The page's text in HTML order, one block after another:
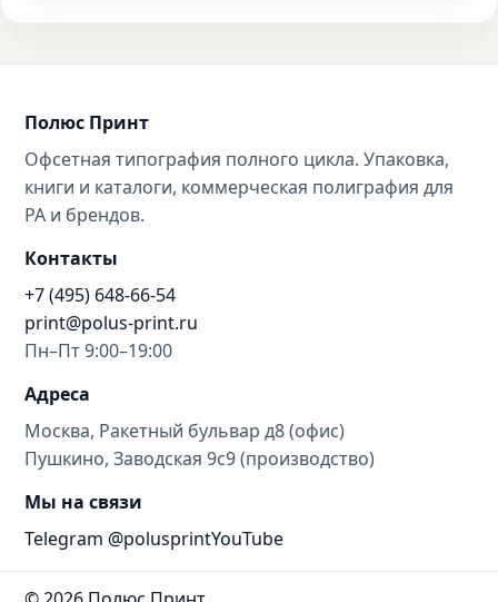
Полюс Принт
Офсетная типография полного цикла. Упаковка,
книги и каталоги, коммерческая полиграфия для
РА и брендов.
Контакты
+7 (495) 648-66-54
print@polus-print.ru
Пн–Пт 9:00–19:00
Адреса
Москва, Ракетный бульвар д8 (офис)
Пушкино, Заводская 9с9 (производство)
Мы на связи
Telegram @polusprintYouTube